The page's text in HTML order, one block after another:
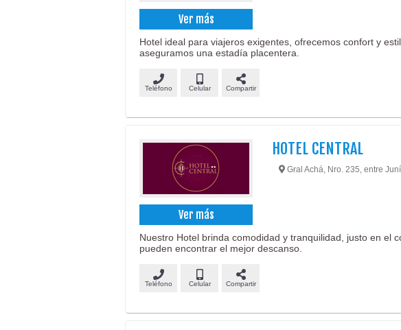
Ver más
Hotel ideal para viajeros exigentes, ofrecemos confort y
aseguramos una estadía placentera.
Teléfono Celular Compartir
Ver más
HOTEL CENTRAL
Gral Achá, Nro. 235, entre
Nuestro Hotel brinda comodidad y tranquilidad, justo en el
pueden encontrar el mejor descanso.
Teléfono Celular Compartir